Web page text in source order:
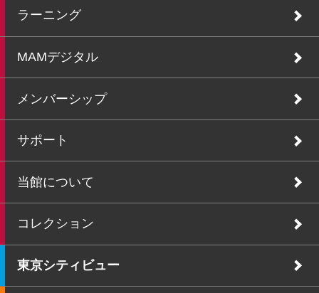
ラーニング
MAMデジタル
メンバーシップ
サポート
当館について
コレクション
東京シティビュー